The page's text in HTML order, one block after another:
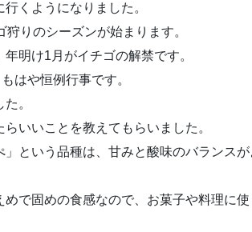
くようになりました。
りのシーズンが始まります。
明け1月がイチゴの解禁です。
はや恒例行事です。
。
いいことを教えてもらいました。
という品種は、甘みと酸味のバランス
めで固めの食感なので、お菓子や料理に使